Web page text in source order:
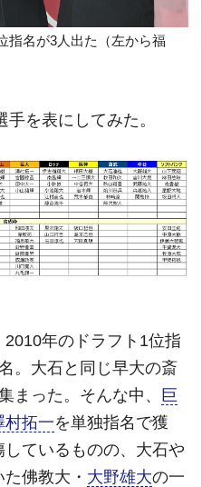
指名が3人出た（左から福
を表にしてみた。
年のドラフト1位指
。大石と同じ早大の斎
まった。そんな中、 巨
村拓一を単独指名で獲
しているものの、大石や
佛教大・ 大野雄大の一